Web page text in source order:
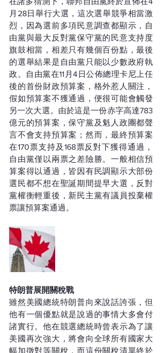
月28日舉行大選，這次選舉競爭相當激
烈，因為選前多項民意調查都顯示，自
由黨與最大反對黨保守黨的民意支持度
旗鼓相當，相差只有幾個百份點，最後
的選舉結果是自由黨只能以少數政府執
政。自由黨在11月4日公佈總理卡尼上任
後的首份財政預算案，格外惹人關注，
假如預算案不獲通過，便很可能會觸發
另一次大選。由於這是一份赤字高達783
億元的預算案，保守黨及魁人政團都聲
言不會支持預算案；然而，最終預算案
在170票支持及168票反對下獲得通過，
自由黨僅以兩票之差險勝。一般相信預
算案得以通過，皆因有民調顯示大部份
選民都不想在聖誕期間提早大選，反對
黨權衡輕重後，新民主黨有議員投棄權
票讓預算案通過。
特朗普展開關稅戰
雖然美國總統特朗普向來說話誇張，但
他有一個優點就是說過的事情大多會付
諸實行。他在競選總統時曾表示為了讓
美國再次強大，將會向全球所有國家大
幅加徵對等關稅，而這份關稅清單終於